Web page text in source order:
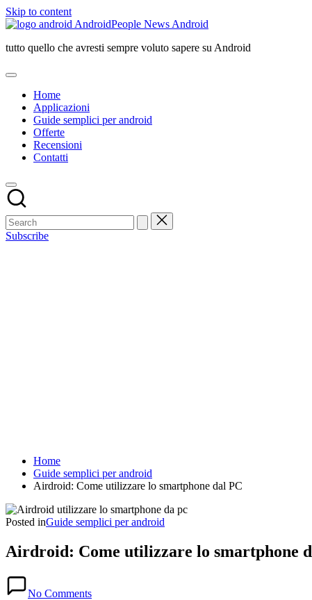
Skip to content
AndroidPeople News Android
tutto quello che avresti sempre voluto sapere su Android
Home
Applicazioni
Guide semplici per android
Offerte
Recensioni
Contatti
Subscribe
Home
Guide semplici per android
Airdroid: Come utilizzare lo smartphone dal PC
Posted inGuide semplici per android
Airdroid: Come utilizzare lo smartphone
No Comments